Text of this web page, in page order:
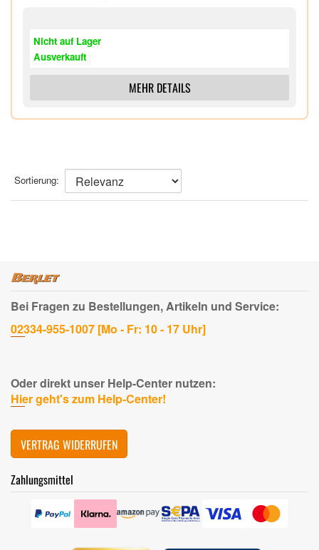
Nicht auf Lager
Ausverkauft
MEHR DETAILS
Sortierung:
Bei Fragen zu Bestellungen, Artikeln und Service:
02334-955-1007 [Mo - Fr: 10 - 17 Uhr]
Oder direkt unser Help-Center nutzen:
Hier geht's zum Help-Center!
VERTRAG WIDERRUFEN
Zahlungsmittel